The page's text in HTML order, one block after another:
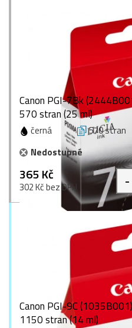
Canon PGI-7Bk
570 stran (25 ml)
černá 570 stran
Nedostupné
365 Kč
302 Kč bez DPH -
Canon PGI-9C
1150 stran (14 ml)